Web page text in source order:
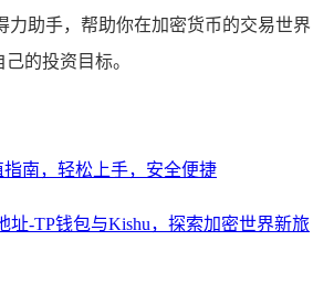
力助手，帮助你在加密货币的交易世界
的投资目标。
指南，轻松上手，安全便捷
址-TP钱包与Kishu，探索加密世界新旅